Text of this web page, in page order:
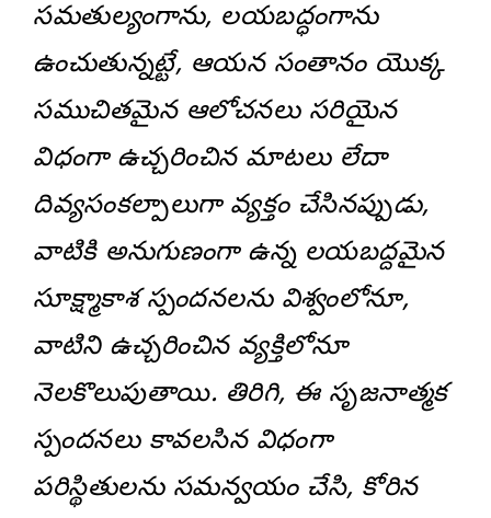
సమతుల్యంగాను, లయబద్ధంగాను
ఉంచుతున్నట్టే, ఆయన సంతానం యొక్క
సముచితమైన ఆలోచనలు సరియైన
విధంగా ఉచ్చరించిన మాటలు లేదా
దివ్యసంకల్పాలుగా వ్యక్తం చేసినప్పుడు,
వాటికి అనుగుణంగా ఉన్న లయబద్దమైన
సూక్ష్మాకాశ స్పందనలను విశ్వంలోనూ,
వాటిని ఉచ్చరించిన వ్యక్తిలోనూ
నెలకొలుపుతాయి. తిరిగి, ఈ సృజనాత్మక
స్పందనలు కావలసిన విధంగా
పరిస్థితులను సమన్వయం చేసి, కోరిన